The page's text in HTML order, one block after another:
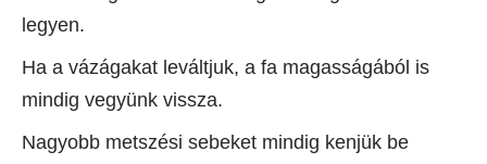
legyen.
Ha a vázágakat leváltjuk, a fa magasságából is
mindig vegyünk vissza.
Nagyobb metszési sebeket mindig kenjük be